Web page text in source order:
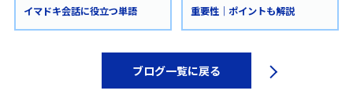
イマドキ会話に役立つ単語
重要性｜ポイントも解説
ブログ一覧に戻る